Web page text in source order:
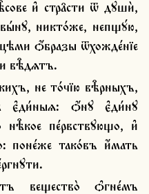
никто́же, непщꙋ́ю,
ѻ҆́бразы ѿхожде́нїе
вѣ̑дѧтъ.
є҆ди́ныѧ: ѻ҆́нꙋ є҆ди́нꙋ
пе́рвствꙋющо, и҆
поне́же тако́въ и҆́мать